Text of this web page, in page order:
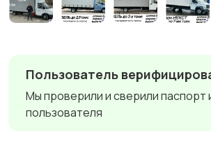
Пользователь
Мы проверили и сверили паспорт
пользователя